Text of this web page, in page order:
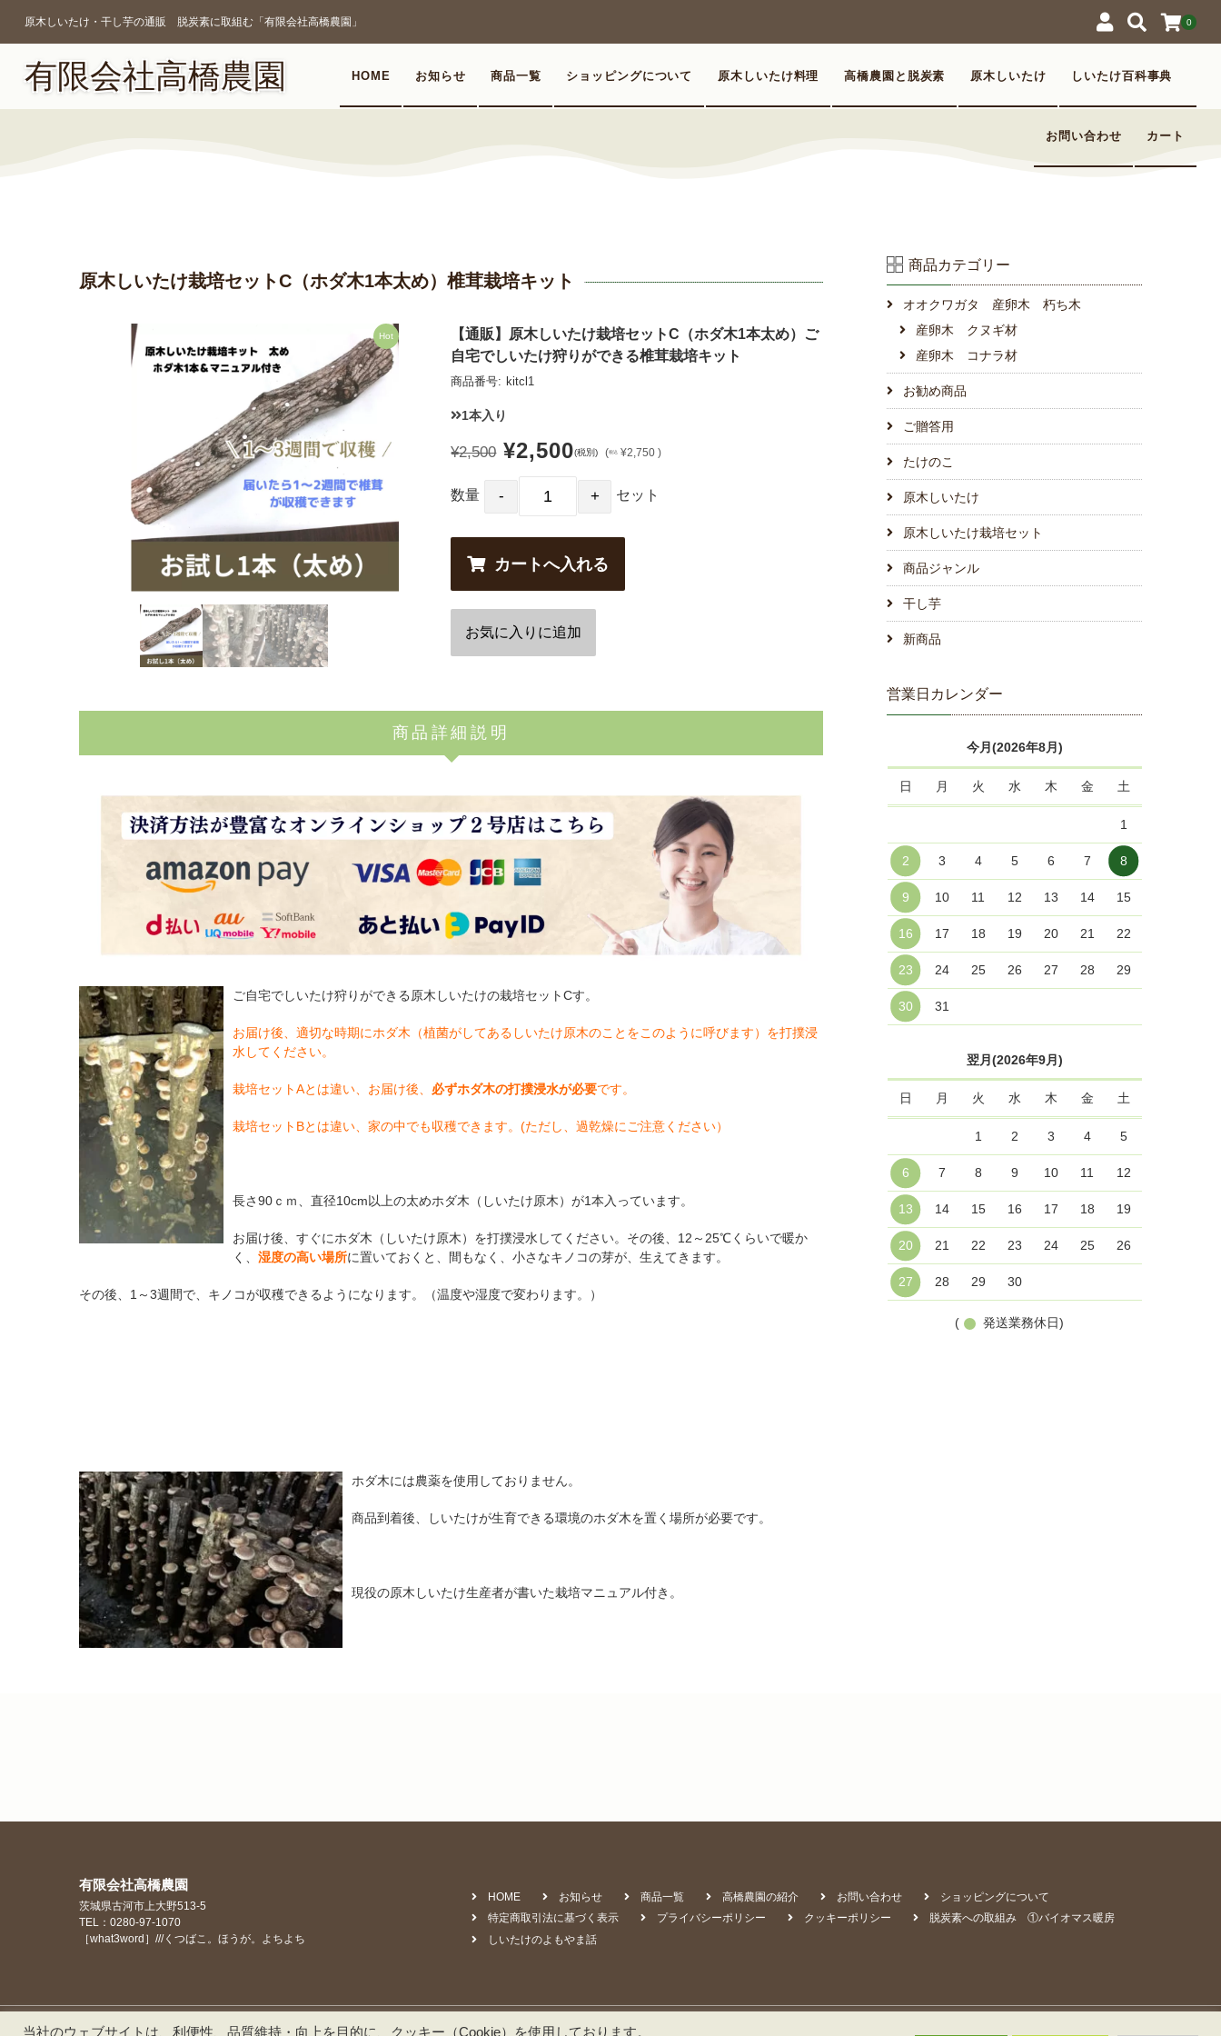
0
HOME お知らせ 商品一覧 ショッピングについて 原木しいたけ料理 高橋農園と脱炭素 原木しいたけ しいたけ百科事典
お問い合わせ カート
有限会社高橋農園
原木しいたけ・干し芋の通販 脱炭素に取組む「有限会社高橋農園」
原木しいたけ栽培セットC（ホダ木1本太め）椎茸栽培キット
Hot
【通販】原木しいたけ栽培セットC（ホダ木1本太め）ご
自宅でしいたけ狩りができる椎茸栽培キット
商品番号: kitcl1
1本入り
¥2,500¥2,500(税別) (税込 ¥2,750 )
数量 セット
商品詳細説明
ご自宅でしいたけ狩りができる原木しいたけの栽培セットCす。
お届け後、適切な時期にホダ木（植菌がしてあるしいたけ原木のことをこのように呼びます）を打撲浸
水してください。
栽培セットAとは違い、お届け後、 必ずホダ木の打撲浸水が必要です。
栽培セットBとは違い、家の中でも収穫できます。(ただし、過乾燥にご注意ください）
長さ90ｃｍ、直径10cm以上の太めホダ木（しいたけ原木）が1本入っています。
お届け後、すぐにホダ木（しいたけ原木）を打撲浸水してください。その後、12～25℃くらいで暖か
く、 湿度の高い場所に置いておくと、間もなく、小さなキノコの芽が、生えてきます。
その後、1～3週間で、キノコが収穫できるようになります。（温度や湿度で変わります。）
ホダ木には農薬を使用しておりません。
商品到着後、しいたけが生育できる環境のホダ木を置く場所が必要です。
現役の原木しいたけ生産者が書いた栽培マニュアル付き。
商品カテゴリー
オオクワガタ 産卵木 朽ち木
産卵木 クヌギ材
産卵木 コナラ材
お勧め商品
ご贈答用
たけのこ
原木しいたけ
原木しいたけ栽培セット
商品ジャンル
干し芋
新商品
営業日カレンダー
今月(2026年8月)
日 月 火 水 木 金 土
1
2 3 4 5 6 7 8
9 10 11 12 13 14 15
16 17 18 19 20 21 22
23 24 25 26 27 28 29
30 31
翌月(2026年9月)
日 月 火 水 木 金 土
1 2 3 4 5
6 7 8 9 10 11 12
13 14 15 16 17 18 19
20 21 22 23 24 25 26
27 28 29 30
( 発送業務休日)
有限会社高橋農園
茨城県古河市上大野513-5
TEL：0280-97-1070
［what3word］///くつばこ。ほうが。よちよち
HOME お知らせ 商品一覧 高橋農園の紹介 お問い合わせ
ショッピングについて
特定商取引法に基づく表示
プライバシーポリシー クッキーポリシー
脱炭素への取組み ①バイオマス暖房
しいたけのよもやま話
©️ TAKAHASHI Farm 2022
当社のウェブサイトは、利便性、品質維持・向上を目的に、クッキー（Cookie）を使用しております。